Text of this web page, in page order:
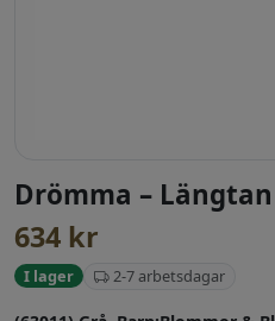
Drömma – Längtan
634 kr
I lager 2-7 arbetsdagar